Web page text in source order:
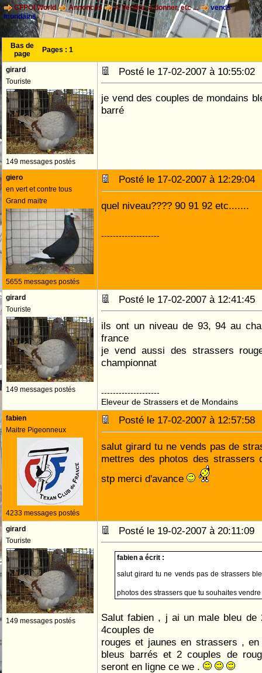
CFPOI World Annonces A Vendre, à donner, etc ...
vends
mondains
Bas de
page
Pages : 1
girard
Touriste
149 messages postés
Posté le 17-02-2007 à
je vend des couples de mondains
barré
giero
en vert et contre tous
Grand maitre
5655 messages postés
Posté le 17-02-2007 à
quel niveau???? 90 91 92 etc.......
--------------------
girard
Touriste
149 messages postés
Posté le 17-02-2007 à
ils ont un niveau de 93, 94 au
france
je vend aussi des strassers
championnat
--------------------
Eleveur de Strassers et de Mondains
fabien
Maitre Pigeonneux
4233 messages postés
Posté le 17-02-2007 à
salut girard tu ne vends pas de
mettres des photos des strassers
stp merci d'avance
girard
Touriste
149 messages postés
Posté le 19-02-2007 à
fabien a écrit :
salut girard tu ne vends pas de strassers
photos des strassers que tu souhaites
Salut fabien , j ai un male bleu
4couples de
rouges et jaunes en strassers ,
bleus barrés et 2 couples de
seront en ligne ce we .